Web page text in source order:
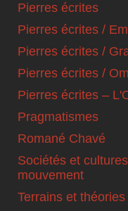
Pierres écrites
Pierres écrites /
Pierres écrites /
Pierres écrites /
Pierres écrites –
Pragmatismes
Romané Chavé
Sociétés et
mouvement
Terrains et